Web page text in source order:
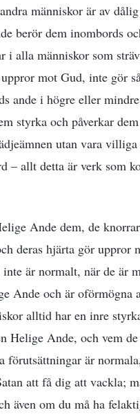
människor är av
berör dem inombords
i alla människor som
mot Gud, inte gör
ande i högre eller
styrka och påverkar
utan vara villiga
– allt detta är verk som
Ande dem, de
deras hjärta gör uppror
är normalt, när de är
Ande och är oförmögna
alltid har en inre
Helige Ande, och vem
förutsättningar är
att få dig att vackla;
även om du må ha